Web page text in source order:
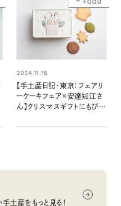
FOOD
2024.11.15
【手土産日記・東京：フェアリ
ーケーキフェア×安達知江さ
ん】クリスマスギフトにもぴっ
土産をもっと見る！